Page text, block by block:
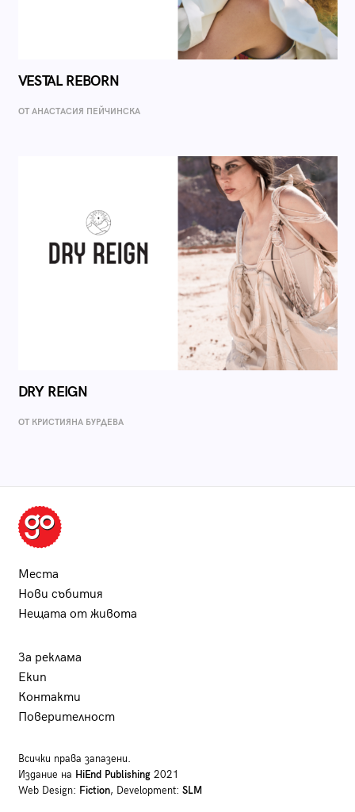
VESTAL REBORN
ОТ AНАСТАСИЯ ПЕЙЧИНСКА
DRY REIGN
ОТ КРИСТИЯНА БУРДЕВА
Места
Нови събития
Нещата от живота
За реклама
Екип
Контакти
Поверителност
Всички права запазени.
Издание на HiEnd Publishing2021
Web Design: Fiction, Development: SLM